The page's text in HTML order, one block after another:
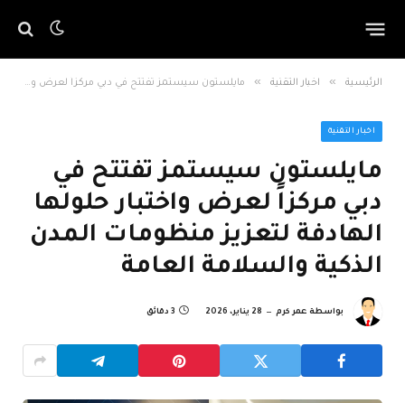
الرئيسية » اخبار التقنية » مايلستون سيستمز تفتتح في دبي مركزاً لعرض واختبار حلولها الهادفة لتعزيز منظومات المدن الذكية والسلامة العامة
اخبار التقنية
مايلستون سيستمز تفتتح في
دبي مركزاً لعرض واختبار حلولها
الهادفة لتعزيز منظومات المدن
الذكية والسلامة العامة
بواسطة عمر كرم 28 يناير، 2026 3 دقائق